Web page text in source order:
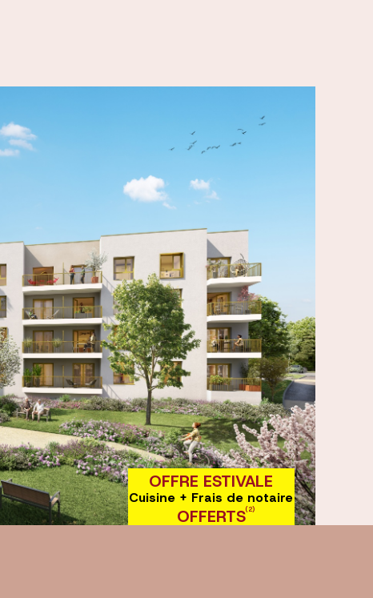
OFFRE ESTIVALE
Cuisine + Frais de notaire
OFFERTS(2)